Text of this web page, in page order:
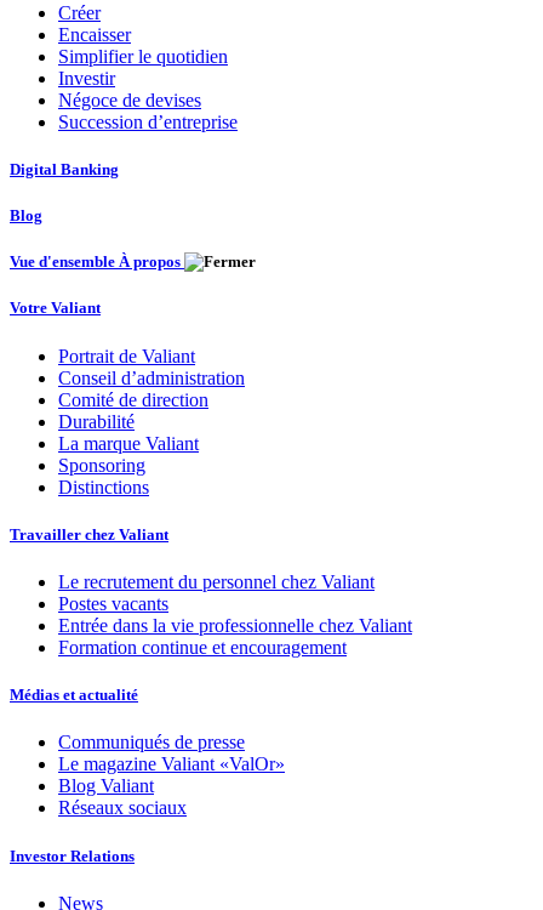
Créer
Encaisser
Simplifier le quotidien
Investir
Négoce de devises
Succession d’entreprise
Digital Banking
Blog
Vue d'ensemble À propos
Votre Valiant
Portrait de Valiant
Conseil d’administration
Comité de direction
Durabilité
La marque Valiant
Sponsoring
Distinctions
Travailler chez Valiant
Le recrutement du personnel chez Valiant
Postes vacants
Entrée dans la vie professionnelle chez Valiant
Formation continue et encouragement
Médias et actualité
Communiqués de presse
Le magazine Valiant «ValOr»
Blog Valiant
Réseaux sociaux
Investor Relations
News